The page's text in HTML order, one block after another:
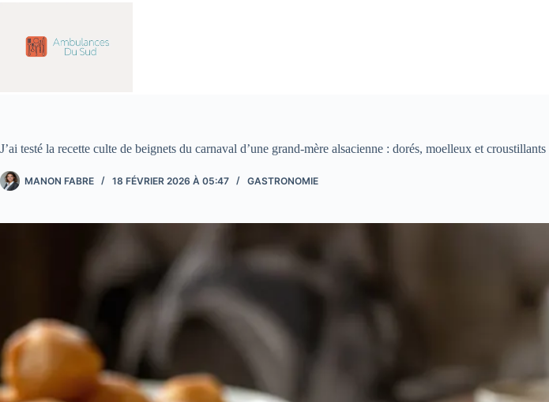
contenu
J’ai testé la recette culte de beignets du carnaval d’une grand-mère alsacienne : dorés, moelleux et croustillants
MANON FABRE 18 FÉVRIER 2026 À 05:47 GASTRONOMIE